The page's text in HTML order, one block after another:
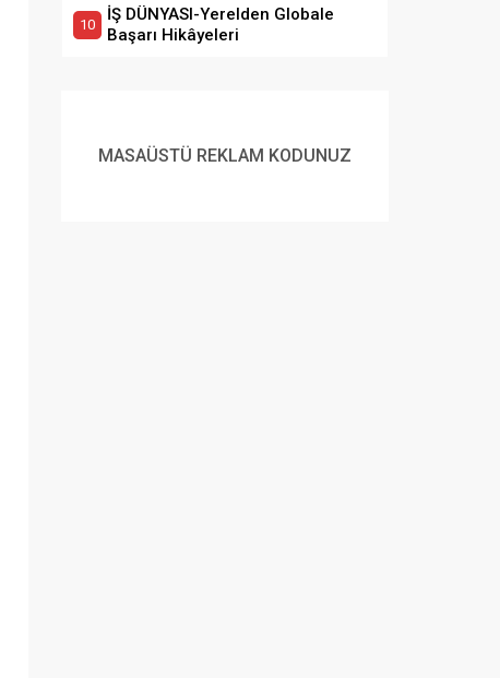
İŞ DÜNYASI-Yerelden Globale
Başarı Hikâyeleri
MASAÜSTÜ REKLAM KODUNUZ